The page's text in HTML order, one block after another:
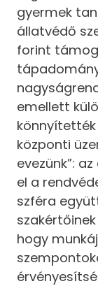
gyermek
állatvédő
forint
emellett
könnyítették
központi
evezünk”:
el a
szféra
hogy